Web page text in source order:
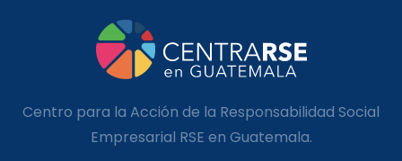
Centro para la Acción de la Responsabilidad Social
Empresarial RSE en Guatemala.